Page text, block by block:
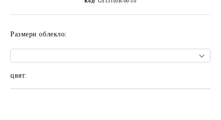
Размери облекло:
цвят: